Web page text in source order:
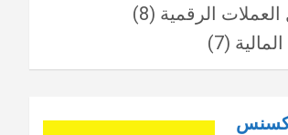
الرقمية (8)
(7)